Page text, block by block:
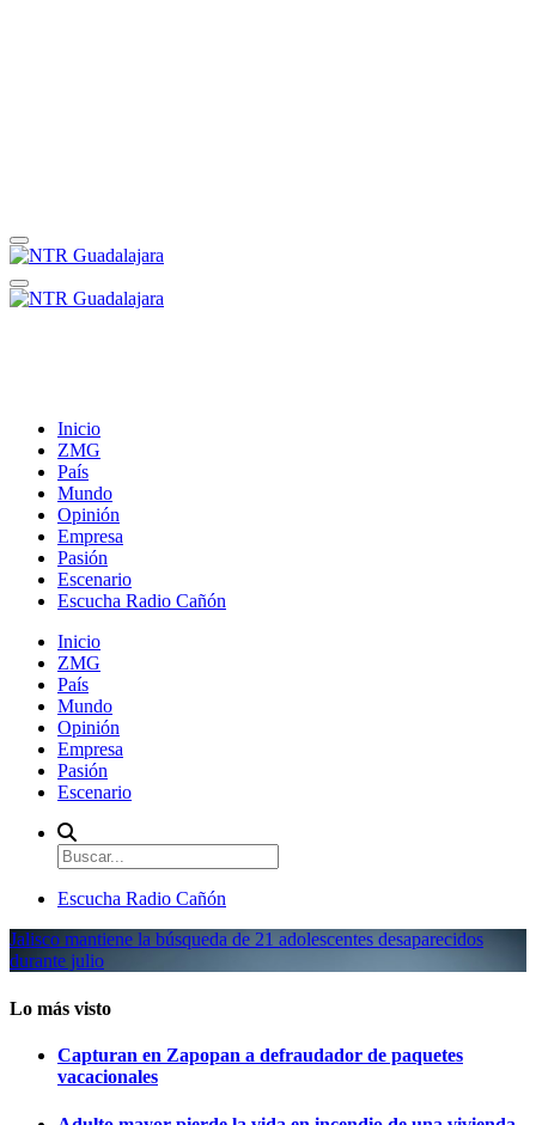
Inicio
ZMG
País
Mundo
Opinión
Empresa
Pasión
Escenario
Escucha Radio Cañón
Inicio
ZMG
País
Mundo
Opinión
Empresa
Pasión
Escenario
Escucha Radio Cañón
Jalisco mantiene la búsqueda de 21 adolescentes desaparecidos
durante julio
Lo más visto
Capturan en Zapopan a defraudador de paquetes
vacacionales